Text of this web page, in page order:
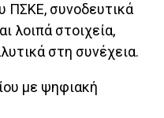
ΠΣΚΕ, συνοδευτικά
λοιπά στοιχεία,
στη συνέχεια.
με ψηφιακή